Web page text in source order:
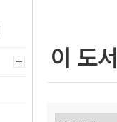
이 도